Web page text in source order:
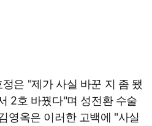
은 "제가 사실 바꾼 지 좀 됐
2호 바꿨다"며 성전환 수술
영옥은 이러한 고백에 "사실